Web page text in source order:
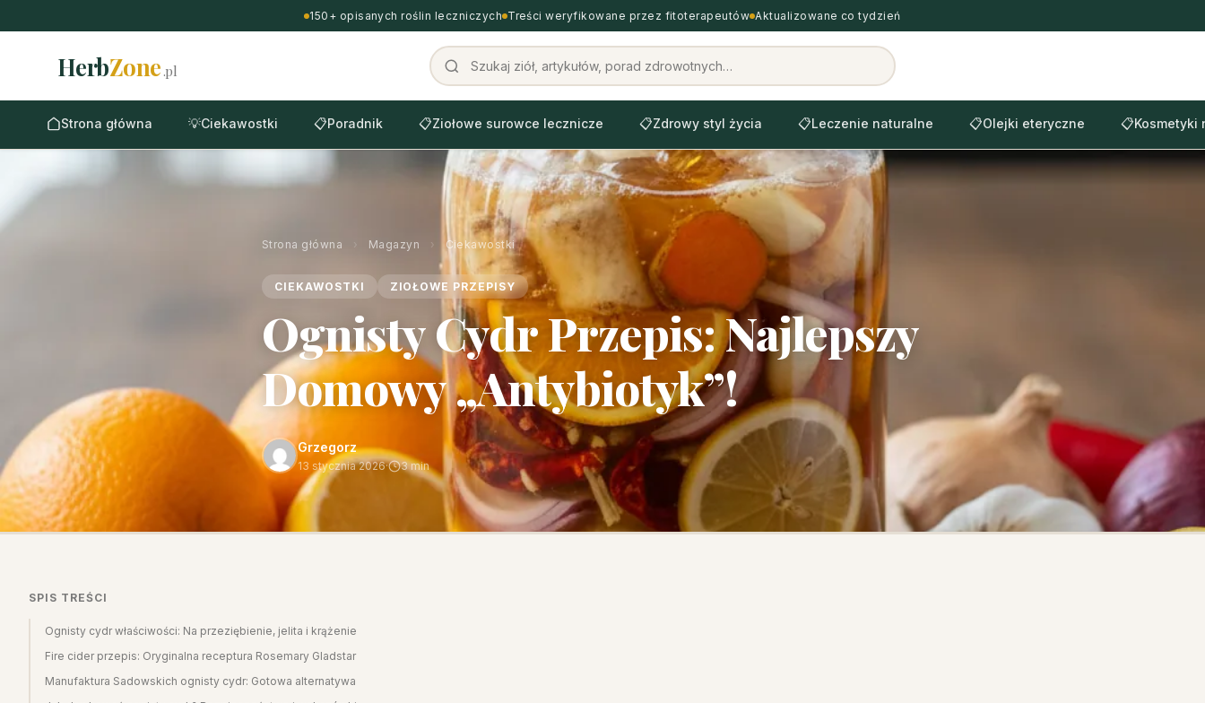
150+ opisanych roślin leczniczych Treści weryfikowane przez fitoterapeutów Aktualizowane co tydzień
HerbZone.pl
Strona główna 💡Ciekawostki 📋Poradnik 📋Ziołowe surowce lecznicze 📋Zdrowy styl życia 📋Leczenie naturalne 📋Olejki eteryczne 📋Kosmetyki
Strona główna Magazyn › Ciekawostki
CIEKAWOSTKI ZIOŁOWE PRZEPISY
Ognisty Cydr Przepis: Najlepszy
Domowy „Antybiotyk”!
Grzegorz
13 stycznia 2026· 3 min
SPIS TREŚCI
Ognisty cydr właściwości: Na przeziębienie, jelita i krążenie
Fire cider przepis: Oryginalna receptura Rosemary Gladstar
Manufaktura Sadowskich ognisty cydr: Gotowa alternatywa